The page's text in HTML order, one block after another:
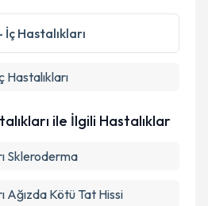
Hastalıkları
Hastalıkları
ile İlgili Hastalıklar
Skleroderma
Ağızda Kötü Tat Hissi